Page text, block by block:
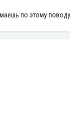
по этому